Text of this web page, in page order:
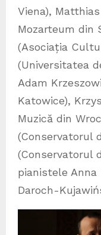
Viena),
Mozarteum din
(Asociația
(Universitatea
Adam
Katowice),
Muzică din
(Conservatorul
(Conservatorul
pianistele Anna
Daroch-